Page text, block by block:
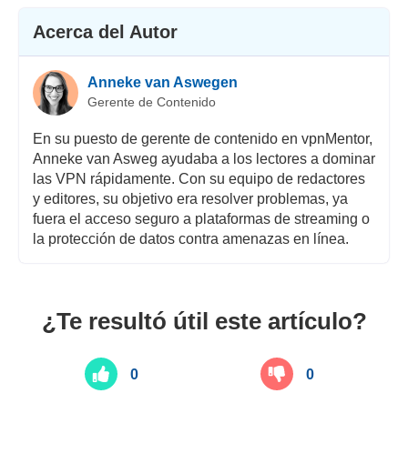
Acerca del Autor
Anneke van Aswegen
Gerente de Contenido
En su puesto de gerente de contenido en vpnMentor,
Anneke van Asweg ayudaba a los lectores a dominar
las VPN rápidamente. Con su equipo de redactores
y editores, su objetivo era resolver problemas, ya
fuera el acceso seguro a plataformas de streaming o
la protección de datos contra amenazas en línea.
¿Te resultó útil este artículo?
0 0